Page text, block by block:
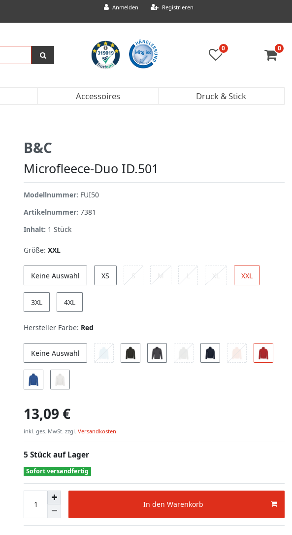
Anmelden Registrieren
0 0
Accessoires Druck & Stick
B&C
Microfleece-Duo ID.501
Modellnummer: FUI50
Artikelnummer: 7381
Inhalt: 1 Stück
Größe: XXL
Keine Auswahl XS S M L XL XXL
3XL 4XL
Hersteller Farbe: Red
Keine Auswahl
13,09 €
inkl. ges. MwSt. zzgl. Versandkosten
5 Stück auf Lager
Sofort versandfertig
In den Warenkorb